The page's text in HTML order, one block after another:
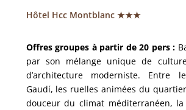
Hôtel Hcc Montblanc ★★★
Offres groupes à partir de 20 pers :
par son mélange unique de
d’architecture moderniste. Entre
Gaudí, les ruelles animées du
douceur du climat méditerranéen,